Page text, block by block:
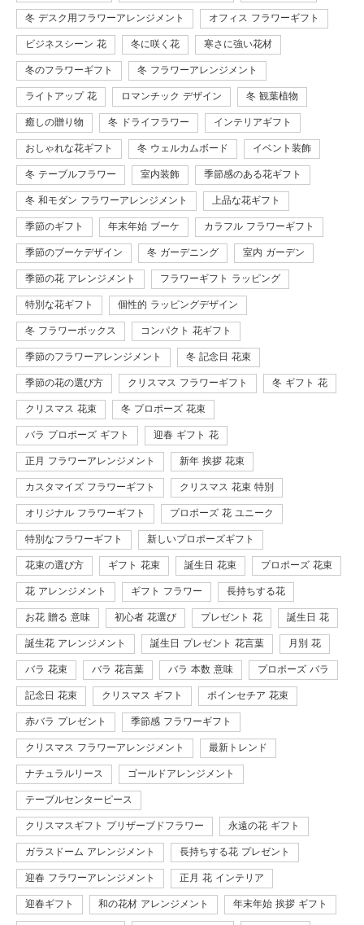
冬 デスク用フラワーアレンジメント オフィス フラワーギフト
ビジネスシーン 花 冬に咲く花 寒さに強い花材
冬のフラワーギフト 冬 フラワーアレンジメント
ライトアップ 花 ロマンチック デザイン 冬 観葉植物
癒しの贈り物 冬 ドライフラワー インテリアギフト
おしゃれな花ギフト 冬 ウェルカムボード イベント装飾
冬 テーブルフラワー 室内装飾 季節感のある花ギフト
冬 和モダン フラワーアレンジメント 上品な花ギフト
季節のギフト 年末年始 ブーケ カラフル フラワーギフト
季節のブーケデザイン 冬 ガーデニング 室内 ガーデン
季節の花 アレンジメント フラワーギフト ラッピング
特別な花ギフト 個性的 ラッピングデザイン
冬 フラワーボックス コンパクト 花ギフト
季節のフラワーアレンジメント 冬 記念日 花束
季節の花の選び方 クリスマス フラワーギフト 冬 ギフト 花
クリスマス 花束 冬 プロポーズ 花束
バラ プロポーズ ギフト 迎春 ギフト 花
正月 フラワーアレンジメント 新年 挨拶 花束
カスタマイズ フラワーギフト クリスマス 花束 特別
オリジナル フラワーギフト プロポーズ 花 ユニーク
特別なフラワーギフト 新しいプロポーズギフト
花束の選び方 ギフト 花束 誕生日 花束 プロポーズ 花束
花 アレンジメント ギフト フラワー 長持ちする花
お花 贈る 意味 初心者 花選び プレゼント 花 誕生日 花
誕生花 アレンジメント 誕生日 プレゼント 花言葉 月別 花
バラ 花束 バラ 花言葉 バラ 本数 意味 プロポーズ バラ
記念日 花束 クリスマス ギフト ポインセチア 花束
赤バラ プレゼント 季節感 フラワーギフト
クリスマス フラワーアレンジメント 最新トレンド
ナチュラルリース ゴールドアレンジメント
テーブルセンターピース
クリスマスギフト プリザーブドフラワー 永遠の花 ギフト
ガラスドーム アレンジメント 長持ちする花 プレゼント
迎春 フラワーアレンジメント 正月 花 インテリア
迎春ギフト 和の花材 アレンジメント 年末年始 挨拶 ギフト